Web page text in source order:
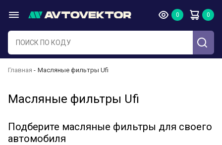
Главная Масляные фильтры Ufi
Масляные фильтры Ufi
Подберите масляные фильтры для своего
автомобиля